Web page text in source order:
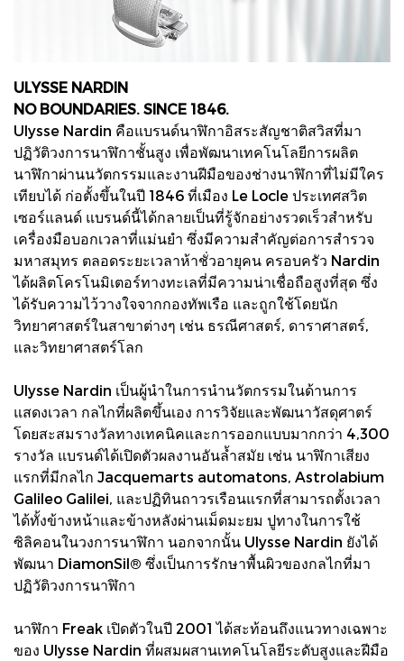
ULYSSE NARDIN
NO BOUNDARIES. SINCE 1846.
Ulysse Nardin คือแบรนด์นาฬิกาอิสระสัญชาติสวิสที่มา
ปฏิวัติวงการนาฬิกาชั้นสูง เพื่อพัฒนาเทคโนโลยีการผลิต
นาฬิกาผ่านนวัตกรรมและงานฝีมือของช่างนาฬิกาที่ไม่มีใคร
เทียบได้ ก่อตั้งขึ้นในปี 1846 ที่เมือง Le Locle ประเทศสวิต
เซอร์แลนด์ แบรนด์นี้ได้กลายเป็นที่รู้จักอย่างรวดเร็วสำหรับ
เครื่องมือบอกเวลาที่แม่นยำ ซึ่งมีความสำคัญต่อการสำรวจ
มหาสมุทร ตลอดระยะเวลาห้าชั่วอายุคน ครอบครัว Nardin
ได้ผลิตโครโนมิเตอร์ทางทะเลที่มีความน่าเชื่อถือสูงที่สุด ซึ่ง
ได้รับความไว้วางใจจากกองทัพเรือ และถูกใช้โดยนัก
วิทยาศาสตร์ในสาขาต่างๆ เช่น ธรณีศาสตร์, ดาราศาสตร์,
และวิทยาศาสตร์โลก
Ulysse Nardin เป็นผู้นำในการนำนวัตกรรมในด้านการ
แสดงเวลา กลไกที่ผลิตขึ้นเอง การวิจัยและพัฒนาวัสดุศาตร์
โดยสะสมรางวัลทางเทคนิคและการออกแบบมากกว่า 4,300
รางวัล แบรนด์ได้เปิดตัวผลงานอันล้ำสมัย เช่น นาฬิกาเสียง
แรกที่มีกลไก Jacquemarts automatons, Astrolabium
Galileo Galilei, และปฏิทินถาวรเรือนแรกที่สามารถตั้งเวลา
ได้ทั้งข้างหน้าและข้างหลังผ่านเม็ดมะยม ปูทางในการใช้
ซิลิคอนในวงการนาฬิกา นอกจากนั้น Ulysse Nardin ยังได้
พัฒนา DiamonSil® ซึ่งเป็นการรักษาพื้นผิวของกลไกที่มา
ปฏิวัติวงการนาฬิกา
นาฬิกา Freak เปิดตัวในปี 2001 ได้สะท้อนถึงแนวทางเฉพาะ
ของ Ulysse Nardin ที่ผสมผสานเทคโนโลยีระดับสูงและฝีมือ